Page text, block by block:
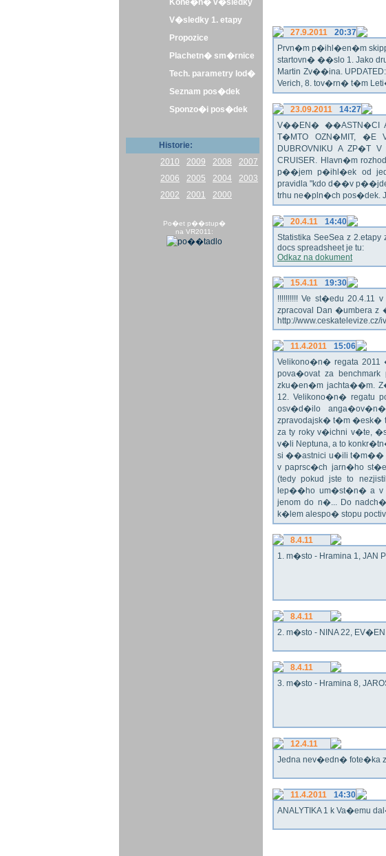
Kone�n� v�sledky
V�sledky 1. etapy
Propozice
Plachetn� sm�rnice
Tech. parametry lod�
Seznam pos�dek
Sponzo�i pos�dek
Historie:
2010
2009 2008
2007
2006
2005 2004
2003
2002
2001 2000
Po�et p��stup�
na VR2011:
27.9.2011
20:37
Prvn�m p�ihl�en�m
startovn� ��slo 1. Jako
Martin Zv��ina.
Verich, 8. tov�rn� t�m
23.09.2011
14:27
V��EN� ��ASTN�CI A
T�MTO OZN�MIT, �E
DUBROVNIKU A ZP�T
CRUISER. Hlavn�m
p��jem p�ihl�ek od
pravidla "kdo d��v
trhu ne�pln�ch pos�dek.
20.4.11
14:40
Statistika SeeSea z
docs spreadsheet je tu:
Odkaz na dokument
15.4.11
19:30
!!!!!!!!!! Ve st�edu 20.4.11
zpracoval Dan �umbera
http://www.ceskatelevize.cz/
11.4.2011
15:06
Velikono�n� regata
pova�ovat za
zku�en�m jachta��m.
12. Velikono�n� regatu
osv�d�ilo
zpravodajsk� t�m �esk�
za ty roky v�ichni v�te,
v�li Neptuna, a to
si ��astnici u�ili t�m��
v paprsc�ch jarn�ho
(tedy pokud jste to
lep��ho um�st�n� a v
jenom do n�... Do
k�lem alespo� stopu
8.4.11
1. m�sto - Hramina 1, JAN
8.4.11
2. m�sto - NINA 22, EV�EN
8.4.11
3. m�sto - Hramina 8,
12.4.11
Jedna nev�edn� fote�ka
11.4.2011
14:30
ANALYTIKA 1 k Va�emu